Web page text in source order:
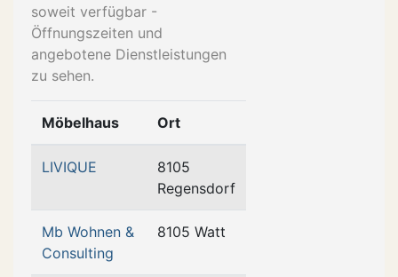
soweit verfügbar -
Öffnungszeiten und
angebotene Dienstleistungen
zu sehen.
Möbelhaus Ort
LIVIQUE
8105
Regensdorf
Mb Wohnen &
Consulting
8105 Watt